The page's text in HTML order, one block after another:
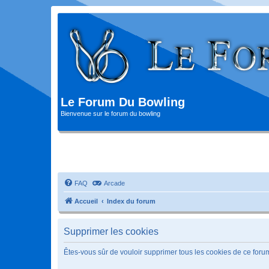
Le Forum Du Bowling
Bienvenue sur le forum du bowling
FAQ Arcade
Accueil Index du forum
Supprimer les cookies
Êtes-vous sûr de vouloir supprimer tous les cookies de ce